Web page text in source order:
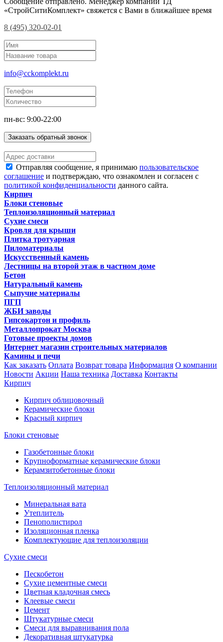
«СтройСитиКомплект» свяжется с Вами в ближайшее время
8 (495) 320-02-01
info@cckomplekt.ru
пн-вс: 9:00-22:00
Заказать обратный звонок
Отправляя сообщение, я принимаю пользовательское
соглашение и подтверждаю, что ознакомлен и согласен с
политикой конфиденциальности данного сайта.
Кирпич
Блоки стеновые
Теплоизоляционный материал
Сухие смеси
Кровля для крыши
Плитка тротуарная
Пиломатериалы
Искусственный камень
Лестницы на второй этаж в частном доме
Бетон
Натуральный камень
Сыпучие материалы
ПГП
ЖБИ заводы
Гипсокартон и профиль
Металлопрокат Москва
Готовые проекты домов
Интернет магазин строительных материалов
Камины и печи
Как заказать Оплата Возврат товара Информация О компании
Новости Акции Наша техника Доставка Контакты
Кирпич
Кирпич облицовочный
Керамические блоки
Красный кирпич
Блоки стеновые
Газобетонные блоки
Крупноформатные керамические блоки
Керамзитобетонные блоки
Теплоизоляционный материал
Минеральная вата
Утеплитель
Пенополистирол
Изоляционная пленка
Комплектующие для теплоизоляции
Сухие смеси
Пескобетон
Сухие цементные смеси
Цветная кладочная смесь
Клеевые смеси
Цемент
Штукатурные смеси
Смеси для выравнивания пола
Декоративная штукатурка